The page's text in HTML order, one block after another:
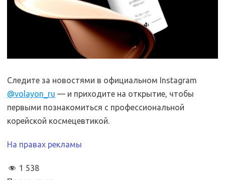
Следите за новостями в официальном Instagram
@volayon_ru — и приходите на открытие, чтобы
первыми познакомиться с профессиональной
корейской космецевтикой.
На правах рекламы
1 538